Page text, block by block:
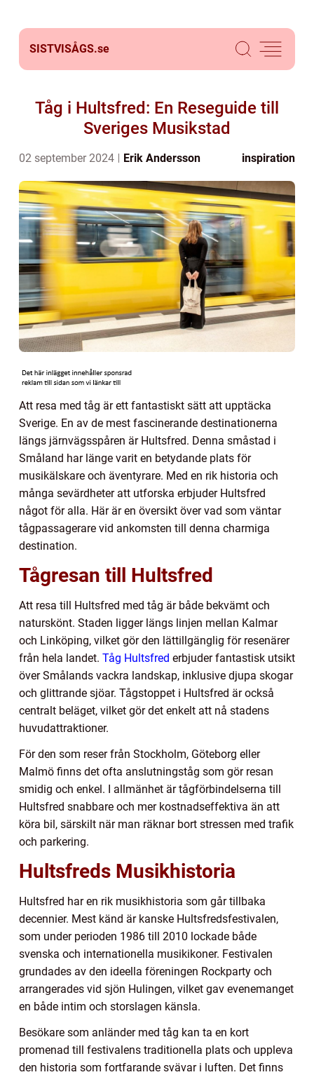
SISTVISÅGS.se
Tåg i Hultsfred: En Reseguide till
Sveriges Musikstad
02 september 2024 Erik Andersson inspiration
Att resa med tåg är ett fantastiskt sätt att upptäcka
Sverige. En av de mest fascinerande destinationerna
längs järnvägsspåren är Hultsfred. Denna småstad i
Småland har länge varit en betydande plats för
musikälskare och äventyrare. Med en rik historia och
många sevärdheter att utforska erbjuder Hultsfred
något för alla. Här är en översikt över vad som väntar
tågpassagerare vid ankomsten till denna charmiga
destination.
Tågresan till Hultsfred
Att resa till Hultsfred med tåg är både bekvämt och
naturskönt. Staden ligger längs linjen mellan Kalmar
och Linköping, vilket gör den lättillgänglig för resenärer
från hela landet. Tåg Hultsfred erbjuder fantastisk utsikt
över Smålands vackra landskap, inklusive djupa skogar
och glittrande sjöar. Tågstoppet i Hultsfred är också
centralt beläget, vilket gör det enkelt att nå stadens
huvudattraktioner.
För den som reser från Stockholm, Göteborg eller
Malmö finns det ofta anslutningståg som gör resan
smidig och enkel. I allmänhet är tågförbindelserna till
Hultsfred snabbare och mer kostnadseffektiva än att
köra bil, särskilt när man räknar bort stressen med trafik
och parkering.
Hultsfreds Musikhistoria
Hultsfred har en rik musikhistoria som går tillbaka
decennier. Mest känd är kanske Hultsfredsfestivalen,
som under perioden 1986 till 2010 lockade både
svenska och internationella musikikoner. Festivalen
grundades av den ideella föreningen Rockparty och
arrangerades vid sjön Hulingen, vilket gav evenemanget
en både intim och storslagen känsla.
Besökare som anländer med tåg kan ta en kort
promenad till festivalens traditionella plats och uppleva
den historia som fortfarande svävar i luften. Det finns